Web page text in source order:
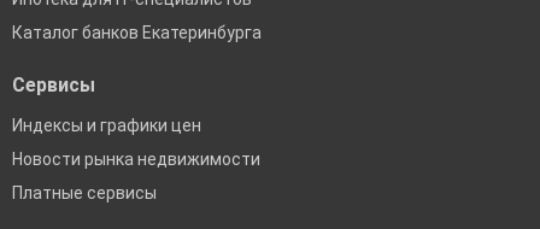
Каталог банков Екатеринбурга
Сервисы
Индексы и графики цен
Новости рынка недвижимости
Платные сервисы